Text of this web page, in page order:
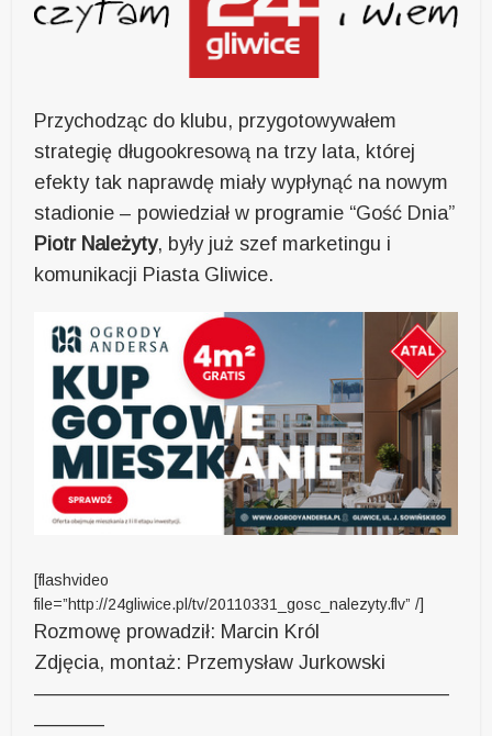
Przychodząc do klubu, przygotowywałem
strategię długookresową na trzy lata, której
efekty tak naprawdę miały wypłynąć na nowym
stadionie – powiedział w programie “Gość Dnia”
Piotr Należyty, były już szef marketingu i
komunikacji Piasta Gliwice.
[flashvideo
file=”http://24gliwice.pl/tv/20110331_gosc_nalezyty.flv” /]
Rozmowę prowadził: Marcin Król
Zdjęcia, montaż: Przemysław Jurkowski
—————————————————————
———–